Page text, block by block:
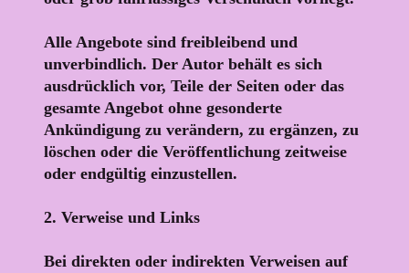
Alle Angebote sind freibleibend und
unverbindlich. Der Autor behält es sich
ausdrücklich vor, Teile der Seiten oder das
gesamte Angebot ohne gesonderte
Ankündigung zu verändern, zu ergänzen, zu
löschen oder die Veröffentlichung zeitweise
oder endgültig einzustellen.
2. Verweise und Links
Bei direkten oder indirekten Verweisen auf